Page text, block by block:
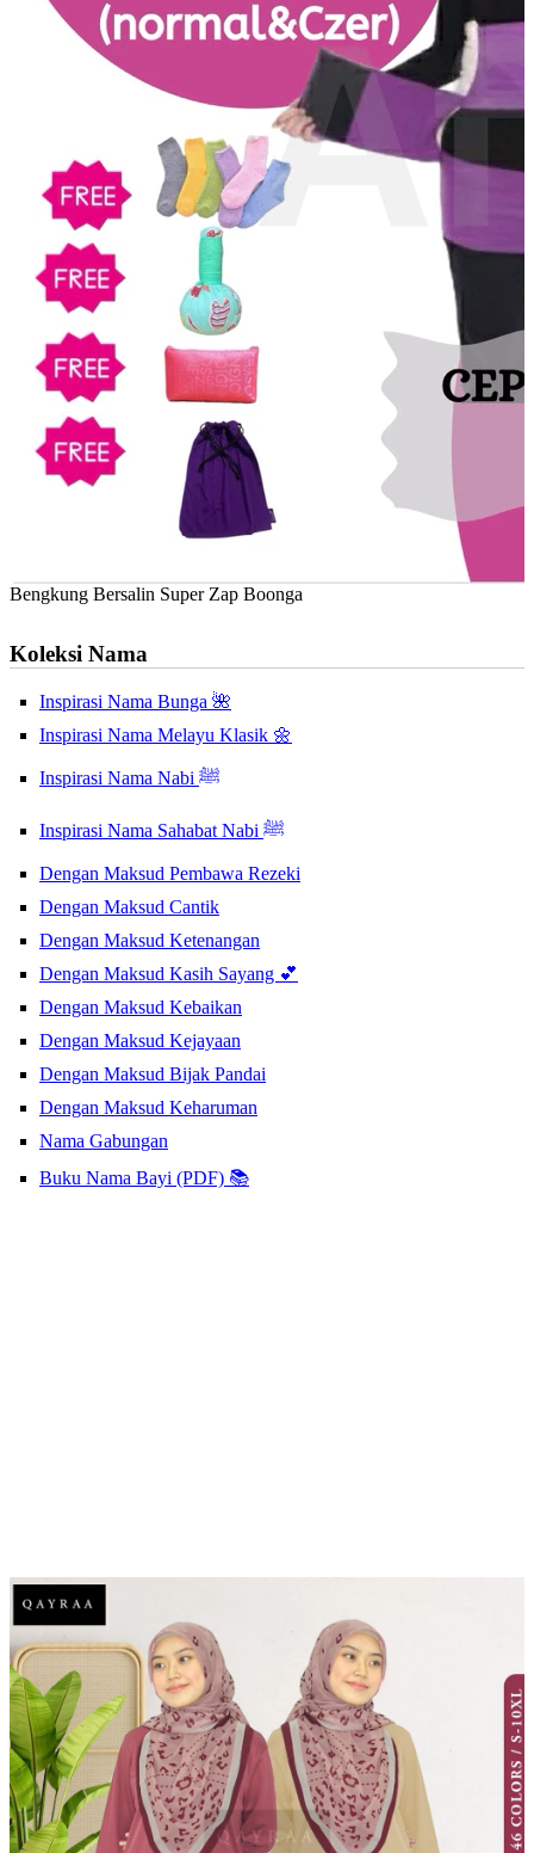
Bengkung Bersalin Super Zap Boonga
Koleksi Nama
Inspirasi Nama Bunga 🌺
Inspirasi Nama Melayu Klasik 🌼
Inspirasi Nama Nabi ﷺ
Inspirasi Nama Sahabat Nabi ﷺ
Dengan Maksud Pembawa Rezeki
Dengan Maksud Cantik
Dengan Maksud Ketenangan
Dengan Maksud Kasih Sayang 💕
Dengan Maksud Kebaikan
Dengan Maksud Kejayaan
Dengan Maksud Bijak Pandai
Dengan Maksud Keharuman
Nama Gabungan
Buku Nama Bayi (PDF) 📚